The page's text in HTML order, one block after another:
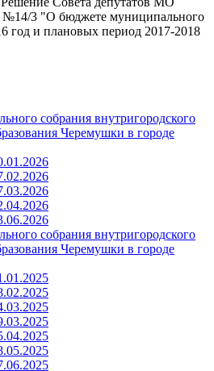
№14/3 "О бюджете муниципального
год и плановых период 2017-2018
собрания внутригородского
Черемушки в городе
собрания внутригородского
Черемушки в городе